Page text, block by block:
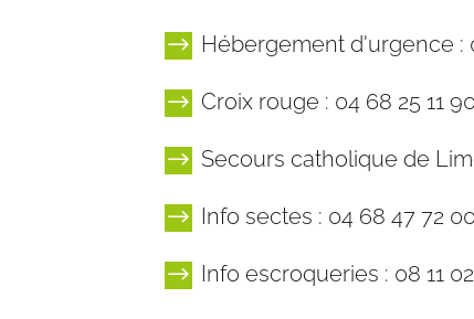
$ Hébergement d'urgence :
$ Croix rouge : 04 68 25 11 90
$ Secours catholique de
$ Info sectes : 04 68 47 72 00
$ Info escroqueries : 08 11